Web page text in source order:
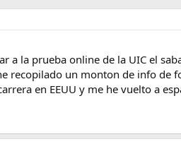
a la prueba online de la UIC el
recopilado un monton de info
en EEUU y me he vuelto a